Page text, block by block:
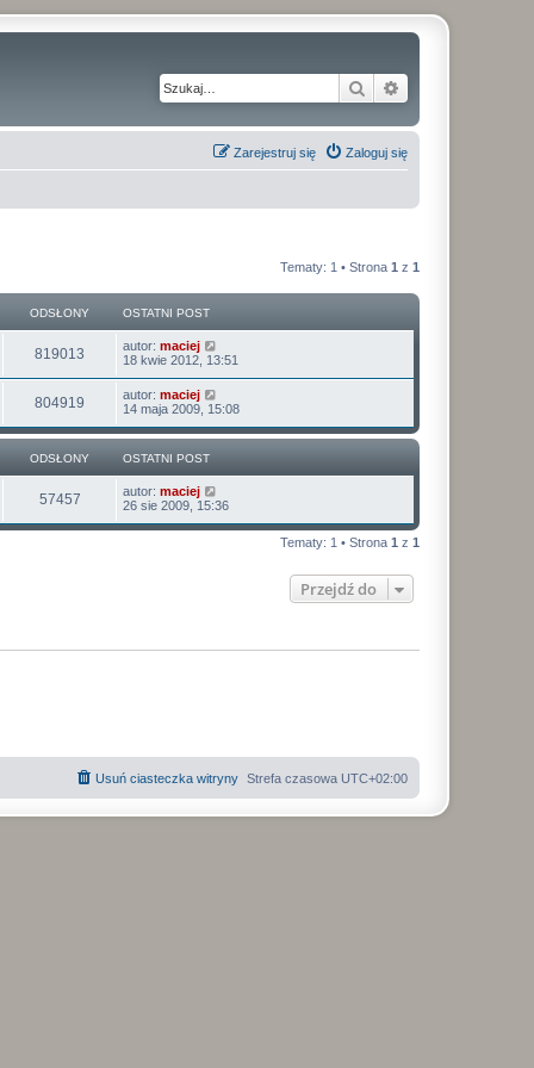
Szukaj
Zaloguj się
Zarejestruj się
Tematy: 1 • Strona 1 z 1
ODSŁONY OSTATNI POST
819013
d
o
O
s
t
n
i
o
s
t
autor: maciej
18 kwie 2012, 13:51
804919
d
s
o
O
s
a
n
i
p
o
s
autor: maciej
14 maja 2009, 15:08
ODSŁONY OSTATNI POST
57457O
d
n
O
s
a
autor: maciej
26 sie 2009, 15:36
Tematy: 1 • Strona 1 z 1
Przejdź do
Strefa czasowa UTC+02:00
Usuń ciasteczka witryny